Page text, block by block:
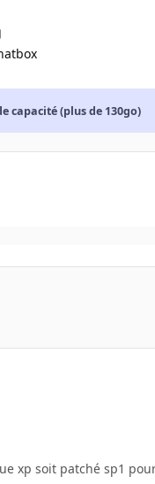
capacité (plus de 130go)
xp soit patché sp1